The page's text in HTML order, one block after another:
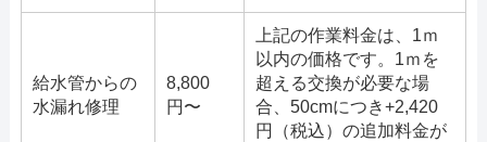
給水管からの
水漏れ修理
8,800
円〜
上記の作業料金は、1ｍ
以内の価格です。1ｍを
超える交換が必要な場
合、50cmにつき+2,420
円（税込）の追加料金が